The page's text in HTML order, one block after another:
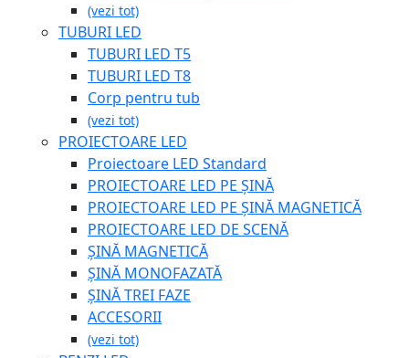
(vezi tot)
TUBURI LED
TUBURI LED T5
TUBURI LED T8
Corp pentru tub
(vezi tot)
PROIECTOARE LED
Proiectoare LED Standard
PROIECTOARE LED PE ȘINĂ
PROIECTOARE LED PE ȘINĂ MAGNETICĂ
PROIECTOARE LED DE SCENĂ
ȘINĂ MAGNETICĂ
ȘINĂ MONOFAZATĂ
ȘINĂ TREI FAZE
ACCESORII
(vezi tot)